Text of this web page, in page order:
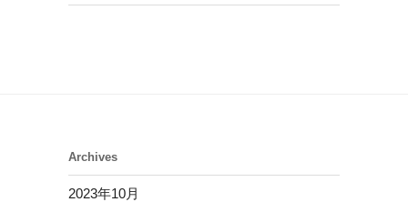
Archives
2023年10月